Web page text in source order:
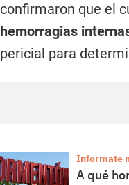
confirmaron que el
hemorragias
pericial para
Informate
A qué